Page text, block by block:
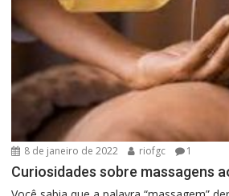
8 de janeiro de 2022 riofgc 1
Curiosidades sobre massagens